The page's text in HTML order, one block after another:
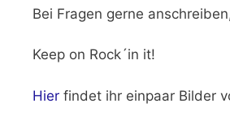
Bei Fragen gerne
Keep on Rock´in it!
Hier findet ihr einpaar Bilder